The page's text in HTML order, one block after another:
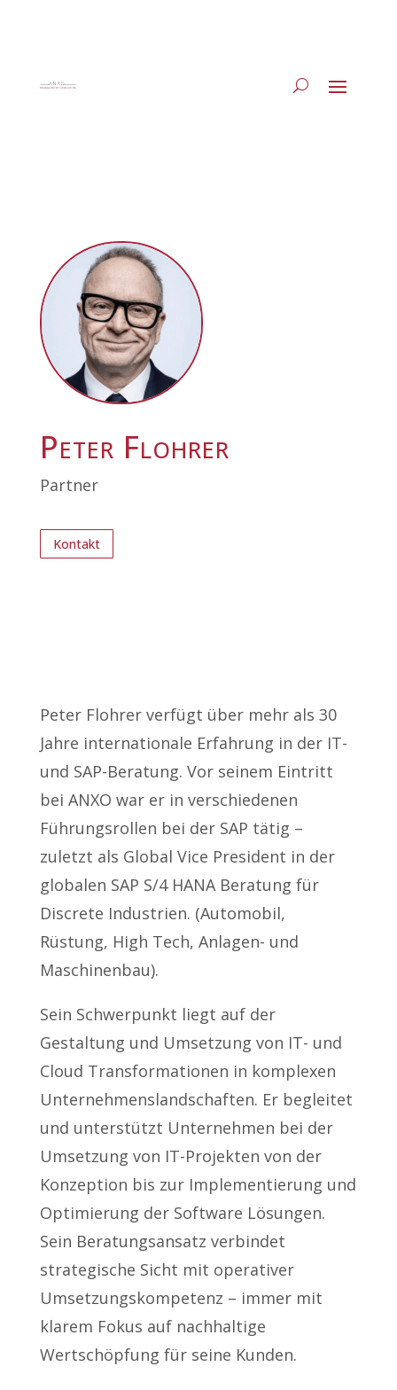
Peter Flohrer
Partner
Kontakt
Peter Flohrer verfügt über mehr als 30
Jahre internationale Erfahrung in der IT-
und SAP-Beratung. Vor seinem Eintritt
bei ANXO war er in verschiedenen
Führungsrollen bei der SAP tätig –
zuletzt als Global Vice President in der
globalen SAP S/4 HANA Beratung für
Discrete Industrien. (Automobil,
Rüstung, High Tech, Anlagen- und
Maschinenbau).
Sein Schwerpunkt liegt auf der
Gestaltung und Umsetzung von IT- und
Cloud Transformationen in komplexen
Unternehmenslandschaften. Er begleitet
und unterstützt Unternehmen bei der
Umsetzung von IT-Projekten von der
Konzeption bis zur Implementierung und
Optimierung der Software Lösungen.
Sein Beratungsansatz verbindet
strategische Sicht mit operativer
Umsetzungskompetenz – immer mit
klarem Fokus auf nachhaltige
Wertschöpfung für seine Kunden.